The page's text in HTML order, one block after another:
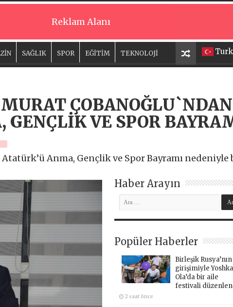
Reklam Alanı
SAĞLIK SPOR EĞİTİM TEKNOLOJİ
ÇOBANOĞLU`NDAN
GENÇLİK VE SPOR
Atatürk’ü Anma, Gençlik ve Spor Bayramı nedeniyle
Haber Arayın
Popüler Haberler
Birleşik Rusya’nın
girişimiyle
Ola’da bir aile
festivali
2 saat önce